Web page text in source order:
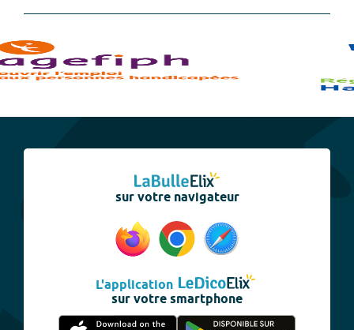
sur votre navigateur
L'application
sur votre smartphone